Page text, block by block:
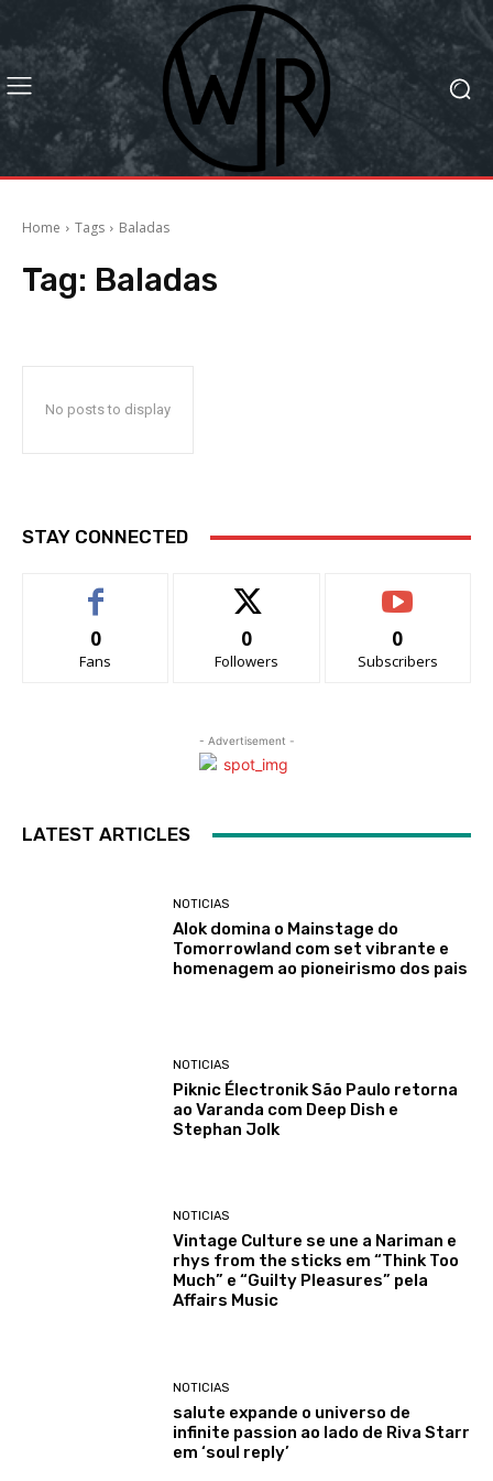
Home Tags Baladas
Tag: Baladas
No posts to display
STAY CONNECTED
0
Fans
0
Followers
0
Subscribers
- Advertisement -
LATEST ARTICLES
NOTICIAS
Alok domina o Mainstage do
Tomorrowland com set vibrante e
homenagem ao pioneirismo dos pais
NOTICIAS
Piknic Électronik São Paulo retorna
ao Varanda com Deep Dish e
Stephan Jolk
NOTICIAS
Vintage Culture se une a Nariman e
rhys from the sticks em “Think Too
Much” e “Guilty Pleasures” pela
Affairs Music
NOTICIAS
salute expande o universo de
infinite passion ao lado de Riva Starr
em ‘soul reply’